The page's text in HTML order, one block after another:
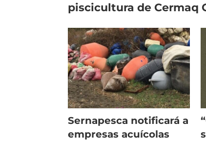
piscicultura de Cermaq
Sernapesca notificará a
empresas acuícolas